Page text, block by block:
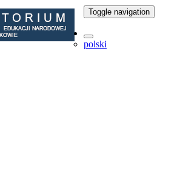
Toggle navigation
polski